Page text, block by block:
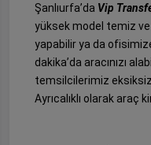
Şanlıurfa’da Vip
yüksek model temiz ve
yapabilir ya da
dakika’da aracınızı
temsilcilerimiz
Ayrıcalıklı olarak araç